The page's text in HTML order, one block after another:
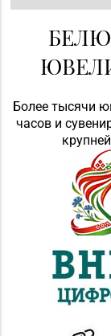
Более тысячи
часов и